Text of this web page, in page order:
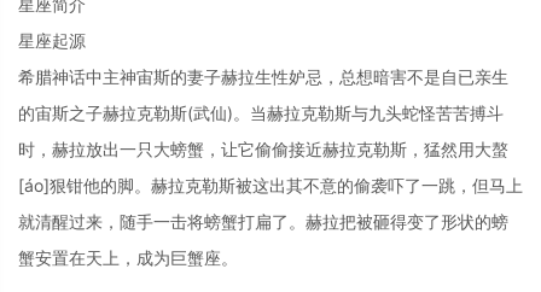
星座简介
星座起源
希腊神话中主神宙斯的妻子赫拉生性妒忌，总想暗害不是自已亲生
的宙斯之子赫拉克勒斯(武仙)。当赫拉克勒斯与九头蛇怪苦苦搏斗
时，赫拉放出一只大螃蟹，让它偷偷接近赫拉克勒斯，猛然用大螯
[áo]狠钳他的脚。赫拉克勒斯被这出其不意的偷袭吓了一跳，但马上
就清醒过来，随手一击将螃蟹打扁了。赫拉把被砸得变了形状的螃
蟹安置在天上，成为巨蟹座。